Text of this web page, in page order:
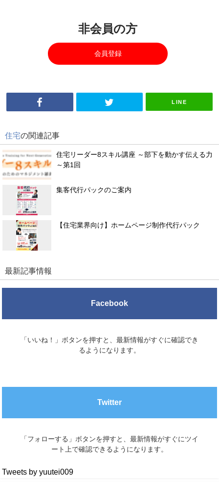
非会員の方
会員登録
LINE
住宅の関連記事
住宅リーダー8スキル講座 ～部下を動かす伝える力
～第1回
集客代行パックのご案内
【住宅業界向け】ホームページ制作代行パック
最新記事情報
Facebook
「いいね！」ボタンを押すと、最新情報がすぐに確認でき
るようになります。
Twitter
「フォローする」ボタンを押すと、最新情報がすぐにツイ
ート上で確認できるようになります。
Tweets by yuutei009